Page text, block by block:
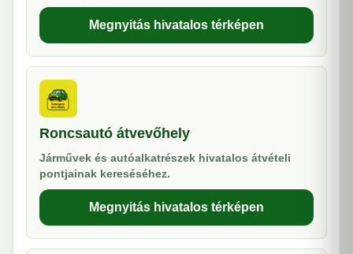
Megnyitás hivatalos térképen
Roncsautó átvevőhely
Járművek és autóalkatrészek hivatalos átvételi
pontjainak kereséséhez.
Megnyitás hivatalos térképen